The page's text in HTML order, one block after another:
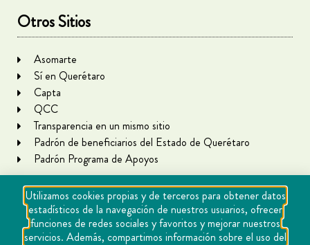
Otros Sitios
Asomarte
Sí en Querétaro
Capta
QCC
Transparencia en un mismo sitio
Padrón de beneficiarios del Estado de Querétaro
Padrón Programa de Apoyos
Utilizamos cookies propias y de terceros para obtener datos
estadísticos de la navegación de nuestros usuarios, ofrecer
funciones de redes sociales y favoritos y mejorar nuestros
servicios. Además, compartimos información sobre el uso del